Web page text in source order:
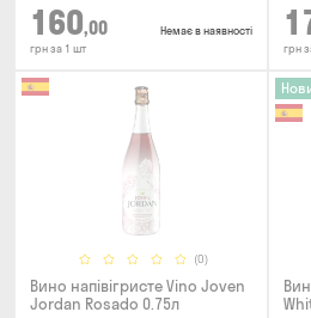
160,00
грн за 1 шт
Немає в наявності
грн
(0)
Вино напівігристе Vino Joven
Jordan Rosado 0.75л